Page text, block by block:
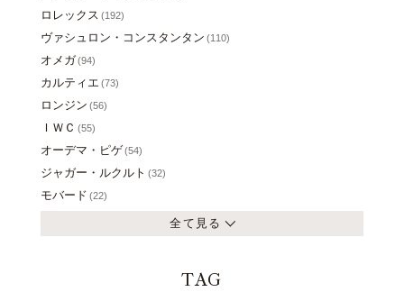
ロレックス (192)
ヴァシュロン・コンスタンタン (110)
オメガ(94)
カルティエ (73)
ロンジン (56)
ＩＷＣ (55)
オーデマ・ピゲ(54)
ジャガー・ルクルト (32)
モバード (22)
全て見る
TAG